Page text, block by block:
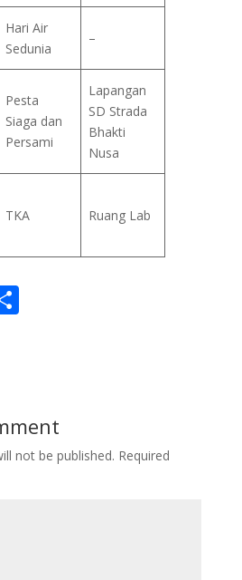
Hari Air
Sedunia
–
Pesta
Siaga dan
Persami
Lapangan
SD Strada
Bhakti
Nusa
TKA Ruang Lab
S
not be published. Required